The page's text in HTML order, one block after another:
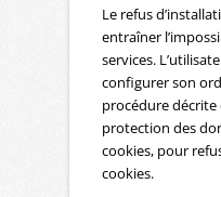
Le refus
entraîner
services.
configurer son
procédure décrite
protection des
cookies, pour
cookies.